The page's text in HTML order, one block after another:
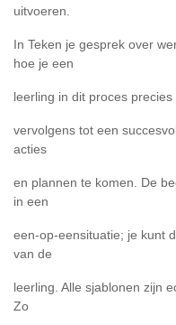
uitvoeren.
In Teken je gesprek over
hoe je een
leerling in dit proces
vervolgens tot een
acties
en plannen te komen. De
in een
een-op-eensituatie; je kunt
van de
leerling. Alle sjablonen zijn
Zo